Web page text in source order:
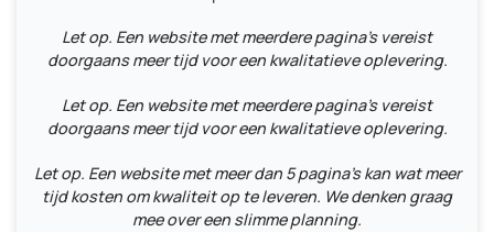
Let op. Een website met meerdere pagina's vereist
doorgaans meer tijd voor een kwalitatieve oplevering.
Let op. Een website met meerdere pagina's vereist
doorgaans meer tijd voor een kwalitatieve oplevering.
Let op. Een website met meer dan 5 pagina's kan wat meer
tijd kosten om kwaliteit op te leveren. We denken graag
mee over een slimme planning.